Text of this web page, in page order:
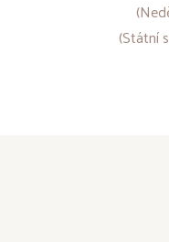
(Státní